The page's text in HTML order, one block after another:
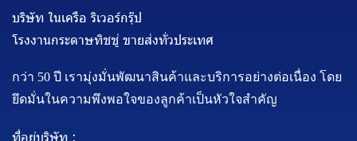
บริษัท ในเครือ ริเวอร์กรุ๊ป
โรงงานกระดาษทิชชู่ ขายส่งทั่วประเทศ
กว่า 50 ปี เรามุ่งมั่นพัฒนาสินค้าและบริการอย่างต่อเนื่อง โดย
ยึดมั่นในความพึงพอใจของลูกค้าเป็นหัวใจสำคัญ
ที่อยู่บริษัท :